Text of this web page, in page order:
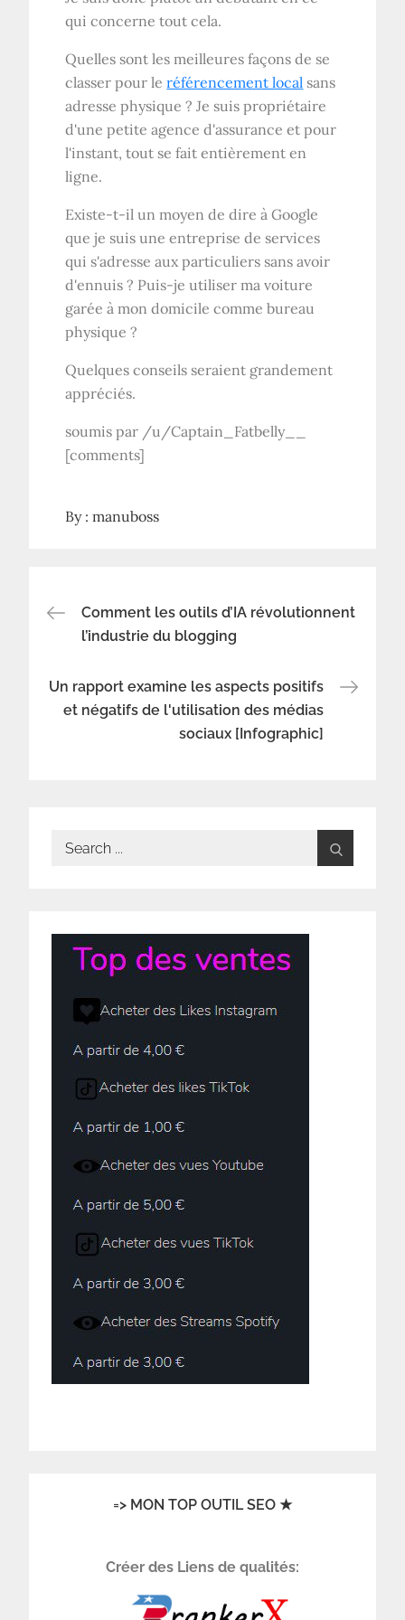
qui concerne tout cela.
Quelles sont les meilleures façons de se
classer pour leréférencement local sans
adresse physique ? Je suis propriétaire
d'une petite agence d'assurance et pour
l'instant, tout se fait entièrement en
ligne.
Existe-t-il un moyen de dire à Google
que je suis une entreprise de services
qui s'adresse aux particuliers sans avoir
d'ennuis ? Puis-je utiliser ma voiture
garée à mon domicile comme bureau
physique ?
Quelques conseils seraient grandement
appréciés.
soumis par /u/Captain_Fatbelly__
[comments]
By :manuboss
Navigation
de
l’article
Comment les outils d’IA révolutionnent
l’industrie du blogging
Un rapport examine les aspects positifs
et négatifs de l'utilisation des médias
sociaux [Infographic]
Search
=> MON TOP OUTIL SEO ★
Créer des Liens de qualités: